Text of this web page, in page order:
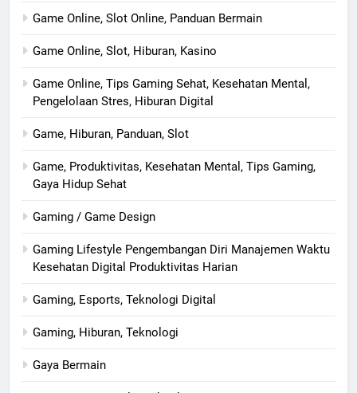
Game Online, Slot Online, Panduan Bermain
Game Online, Slot, Hiburan, Kasino
Game Online, Tips Gaming Sehat, Kesehatan Mental,
Pengelolaan Stres, Hiburan Digital
Game, Hiburan, Panduan, Slot
Game, Produktivitas, Kesehatan Mental, Tips Gaming,
Gaya Hidup Sehat
Gaming / Game Design
Gaming Lifestyle Pengembangan Diri Manajemen Waktu
Kesehatan Digital Produktivitas Harian
Gaming, Esports, Teknologi Digital
Gaming, Hiburan, Teknologi
Gaya Bermain